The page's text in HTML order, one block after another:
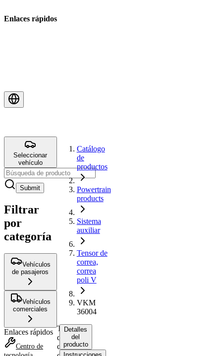
Enlaces rápidos
Seleccionar
vehículo
Submit
Filtrar
por
categoría
Vehículos
de pasajeros
Vehículos
comerciales
Enlaces rápidos
Centro de
Catálogo
de
productos
Powertrain
products
Sistema
auxiliar
Tensor de
correa,
correa
poli V
VKM
36004
Tensor
de
correa,
Detalles
del
producto